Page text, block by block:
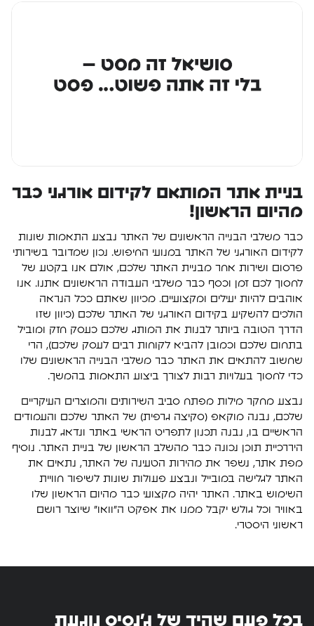
בניית אתר המותאם לקידום אורגני כבר
מהיום הראשון!
כבר משלבי הבנייה הראשונים של האתר נבצע התאמות שונות
לקידום האורגני של האתר במנועי החיפוש. נכון שמדובר בשירותי
פרסום ושירות אחר מבניית האתר שלכם, אולם אנו בקטע של
לחסוך לכם זמן וכסף כבר משלבי העבודה הראשונים אתנו. אנו
אוהבים להיות יעילים ומקצועיים. מכיוון שאתם ככל הנראה
הולכים להשקיע בקידום האורגני של האתר שלכם (כיוון שזו
הדרך הטובה ביותר לבנות את המותג שלכם כעסק חזק ומוביל
בתחום שלכם וכמובן להביא לקוחות רבים לעסק שלכם), הרי
שחשוב להתאים את האתר כבר משלבי הבנייה הראשונים שלו
כדי לחסוך בעלויות רבות לצורך ביצוע התאמות בהמשך.
נבצע מחקר מילות מפתח סביב השירותים והמוצרים העיקריים
שלכם, נבנה מוקאפ (סקיצה גרפית) של האתר שלכם והעמודים
הראשיים בו, נבנה תכנון לתפריט הראשי באתר ונדאג לבנות
היררכיית תוכן נכונה כבר מהשלב הראשון של בניית האתר. נוסיף
מפת אתר, נשפר את מהירות הטעינה של האתר, נתאים את
האתר לגלישה במובייל ונבצע פעולות שונות לשיפור חוויית
השימוש באתר. האתר יהיה מקצועי כבר מהיום הראשון שלו
באוויר וכל גולש יקבל ממנו את אפקט ה”וואו” שיוצר רושם
ראשוני היסטרי.
בכל פעם שהיד של ג'נסיס נוגעת